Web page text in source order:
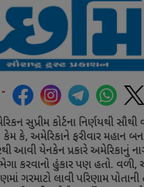
સુપ્રીમ કોર્ટના નિર્ણયથી સૌથી
કેમ કે, અમેરિકાને ફરીવાર મહાન
આવી યેનકેન પ્રકારે અમેરિકાનું
કરવાનો હુંકાર પણ હતો. વળી,
ગરમાટો લાવી પરિણામ